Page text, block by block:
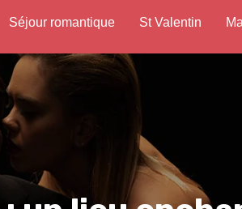
Séjour romantique St Valentin